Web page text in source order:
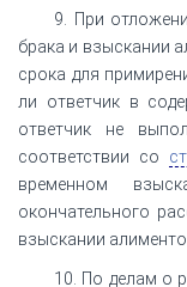
9. При
брака и взыскании
срока для
ли ответчик в
ответчик не
соответствии со
временном
окончательного
взыскании
10. По делам о